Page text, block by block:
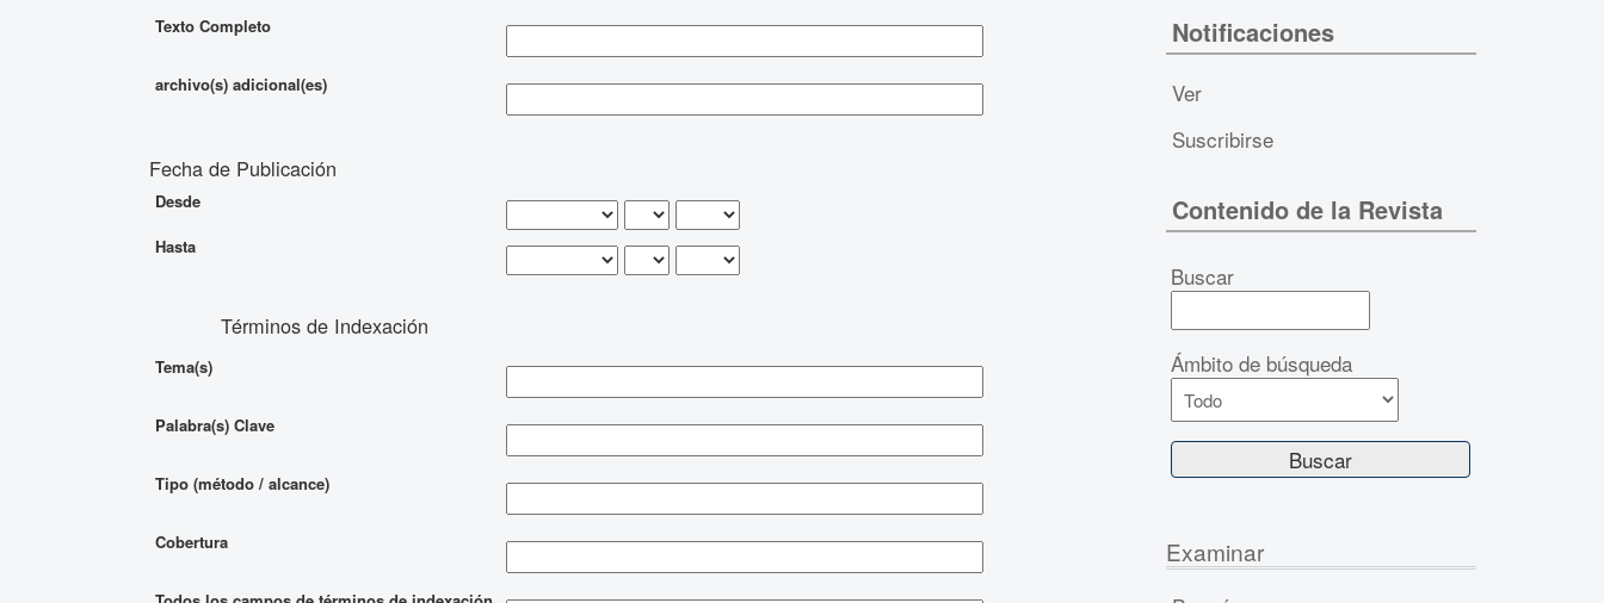
Texto Completo
archivo(s) adicional(es)
Fecha de Publicación
Desde
Hasta
Términos de Indexación
Tema(s)
Palabra(s) Clave
Tipo (método / alcance)
Cobertura
Notificaciones
Ver
Suscribirse
Contenido de la Revista
Buscar
Ámbito de búsqueda
Examinar